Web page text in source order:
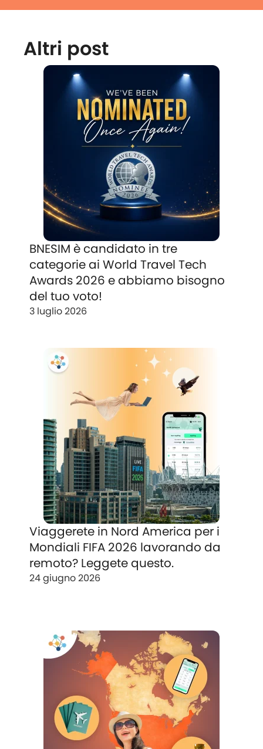
Altri post
BNESIM è candidato in tre
categorie ai World Travel Tech
Awards 2026 e abbiamo bisogno
del tuo voto!
3 luglio 2026
Viaggerete in Nord America per i
Mondiali FIFA 2026 lavorando da
remoto? Leggete questo.
24 giugno 2026